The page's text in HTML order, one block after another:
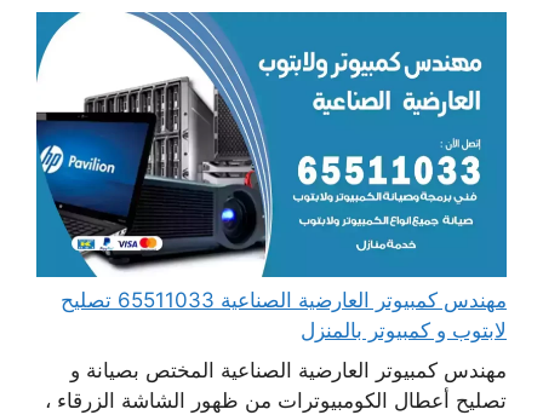
مهندس كمبيوتر العارضية الصناعية 65511033 تصليح
لابتوب و كمبيوتر بالمنزل
مهندس كمبيوتر العارضية الصناعية المختص بصيانة و
تصليح أعطال الكومبيوترات من ظهور الشاشة الزرقاء ،